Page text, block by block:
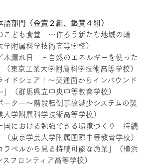
部門（金賞２組、銀賞４組）
こども食堂 ～作ろう新たな地域の輪
附属科学技術高等学校）
漏れ日 ‐自然のエネルギーを使った
東京工業大学附属科学技術高等学校）
ドシェア！～交通面からインバウンド
（群馬県立中央中等教育学校）
ター～階段転倒事故減少システムの製
学附属科学技術高等学校）
における勉強できる環境づくり＝持続
東京学芸大学附属国際中等教育学校）
ベルから見る持続可能な漁業」（横浜
フロンティア高等学校）